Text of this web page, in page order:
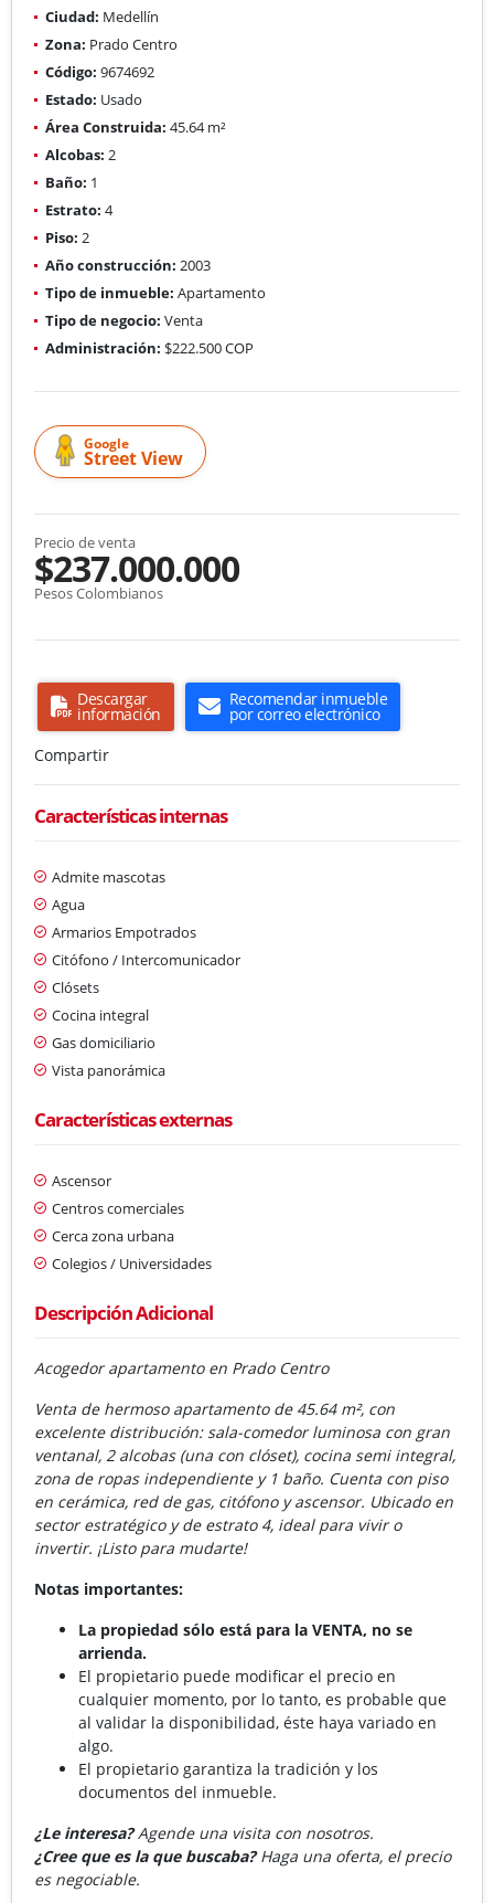
Ciudad: Medellín
Zona: Prado Centro
Código: 9674692
Estado: Usado
Área Construida: 45.64 m²
Alcobas: 2
Baño: 1
Estrato: 4
Piso: 2
Año construcción: 2003
Tipo de inmueble: Apartamento
Tipo de negocio: Venta
Administración: $222.500 COP
Google
Street View
Precio de venta
$237.000.000
Pesos Colombianos
Descargar
información
Recomendar inmueble
por correo electrónico
Compartir
Características internas
Admite mascotas
Agua
Armarios Empotrados
Citófono / Intercomunicador
Clósets
Cocina integral
Gas domiciliario
Vista panorámica
Características externas
Ascensor
Centros comerciales
Cerca zona urbana
Colegios / Universidades
Descripción Adicional
Acogedor apartamento en Prado Centro
Venta de hermoso apartamento de 45.64 m², con
excelente distribución: sala-comedor luminosa con gran
ventanal, 2 alcobas (una con clóset), cocina semi integral,
zona de ropas independiente y 1 baño. Cuenta con piso
en cerámica, red de gas, citófono y ascensor. Ubicado en
sector estratégico y de estrato 4, ideal para vivir o
invertir. ¡Listo para mudarte!
Notas importantes:
La propiedad sólo está para la VENTA, no se
arrienda.
El propietario puede modificar el precio en
cualquier momento, por lo tanto, es probable que
al validar la disponibilidad, éste haya variado en
algo.
El propietario garantiza la tradición y los
documentos del inmueble.
¿Le interesa?Agende una visita con nosotros.
¿Cree que es la que buscaba?Haga una oferta, el precio
es negociable.